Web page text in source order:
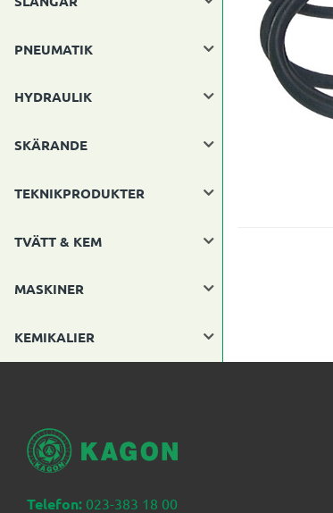
PNEUMATIK
HYDRAULIK
SKÄRANDE
TEKNIKPRODUKTER
TVÄTT & KEM
MASKINER
KEMIKALIER
Telefon: 023-383 18 00